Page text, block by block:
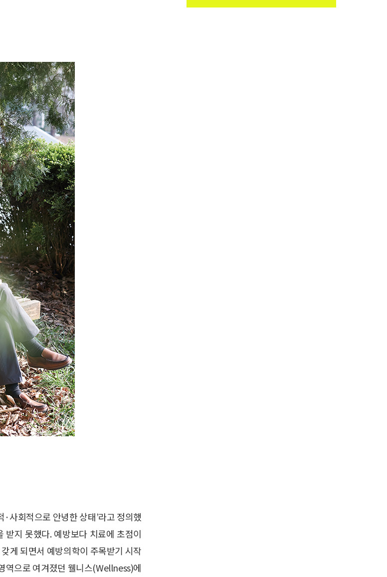
사회적으로 안녕한 상태’라고 정의했
지 못했다. 예방보다 치료에 초점이
게 되면서 예방의학이 주목받기 시작
역으로 여겨졌던 웰니스(Wellness)에